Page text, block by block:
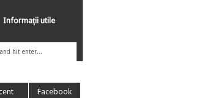
Informaţii utile
Facebook